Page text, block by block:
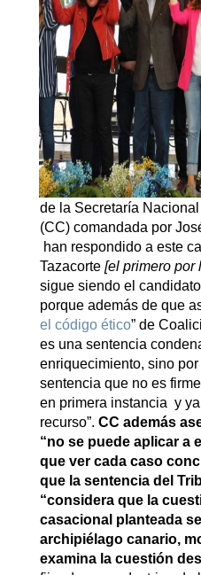
de la Secretaría
(CC) comandada por
han respondido a este
Tazacorte [el primero por
sigue siendo el
porque además de que
el código ético” de
es una sentencia
enriquecimiento, sino
sentencia que no es
en primera instancia y
recurso”. CC además
“no se puede aplicar a
que ver cada caso
que la sentencia del
“considera que la
casacional planteada
archipiélago canario,
examina la cuestión